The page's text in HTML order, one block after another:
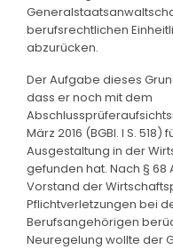
berufsrechtlichen
abzurücken.
Der Aufgabe dieses
dass er noch mit dem
März 2016 (BGBl. I S.
Ausgestaltung in der
gefunden hat. Nach § 68
Vorstand der
Pflichtverletzungen bei
Berufsangehörigen
Neuregelung wollte der